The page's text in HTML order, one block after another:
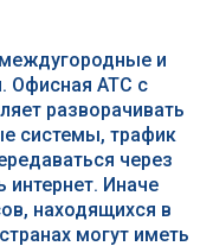
и
Офисная АТС с
разворачивать
системы, трафик
через
интернет. Иначе
находящихся в
могут иметь